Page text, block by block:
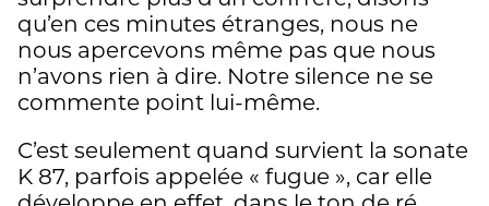
qu’en ces minutes étranges, nous ne
nous apercevons même pas que nous
n’avons rien à dire. Notre silence ne se
commente point lui-même.
C’est seulement quand survient la sonate
K 87, parfois appelée « fugue », car elle